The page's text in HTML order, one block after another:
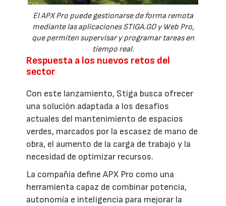
El APX Pro puede gestionarse de forma remota
mediante las aplicaciones STIGA.GO y Web Pro,
que permiten supervisar y programar tareas en
tiempo real.
Respuesta a los nuevos retos del
sector
Con este lanzamiento, Stiga busca ofrecer
una solución adaptada a los desafíos
actuales del mantenimiento de espacios
verdes, marcados por la escasez de mano de
obra, el aumento de la carga de trabajo y la
necesidad de optimizar recursos.
La compañía define APX Pro como una
herramienta capaz de combinar potencia,
autonomía e inteligencia para mejorar la